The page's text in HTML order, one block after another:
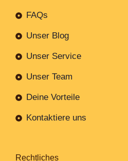
FAQs
Unser Blog
Unser Service
Unser Team
Deine Vorteile
Kontaktiere uns
Rechtliches